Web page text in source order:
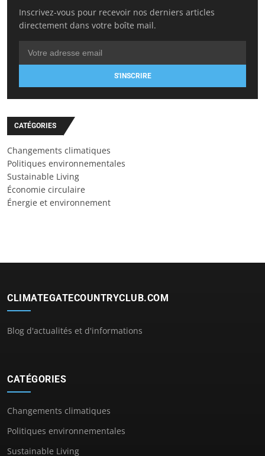
Inscrivez-vous pour recevoir nos derniers articles
directement dans votre boîte mail.
S'INSCRIRE
CATÉGORIES
Changements climatiques
Politiques environnementales
Sustainable Living
Économie circulaire
Énergie et environnement
CLIMATEGATECOUNTRYCLUB.COM
Blog d'actualités et d'informations
CATÉGORIES
Changements climatiques
Politiques environnementales
Sustainable Living